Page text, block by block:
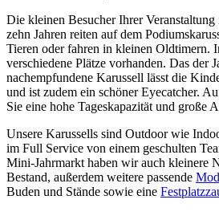
Die kleinen Besucher Ihrer
zehn Jahren reiten auf dem
Tieren oder fahren in kleinen Oldtimern.
verschiedene Plätze vorhanden. Das der
nachempfundene Karussell lässt die
und ist zudem ein schöner Eyecatcher.
Sie eine hohe Tageskapazität und große
Unsere Karussells sind Outdoor wie
im Full Service von einem geschulten
Mini-Jahrmarkt haben wir auch kleinere
Bestand, außerdem weitere passende
Buden und Stände sowie eine